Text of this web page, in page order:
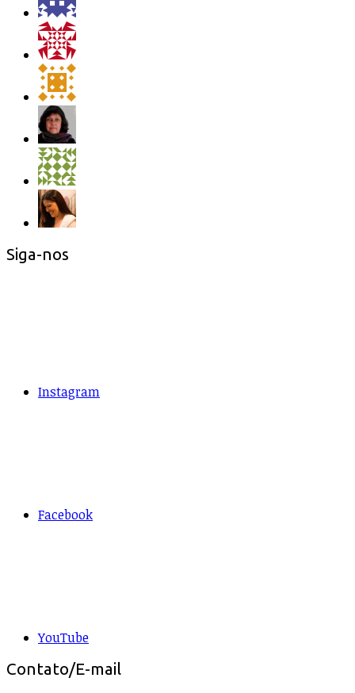
Siga-nos
Instagram
Facebook
YouTube
Contato/E-mail